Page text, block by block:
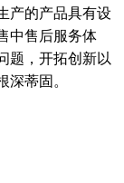
的产品具有设
中售后服务体
题，开拓创新以
深蒂固。